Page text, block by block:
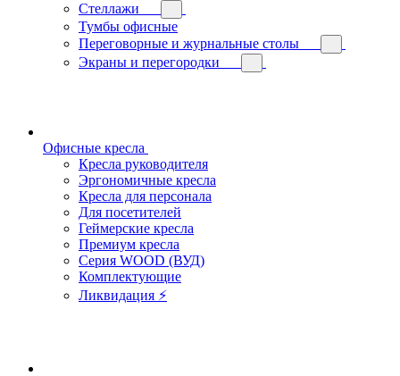
Стеллажи
Тумбы офисные
Переговорные и журнальные столы
Экраны и перегородки
Офисные кресла
Кресла руководителя
Эргономичные кресла
Кресла для персонала
Для посетителей
Геймерские кресла
Премиум кресла
Серия WOOD (ВУД)
Комплектующие
Ликвидация ⚡